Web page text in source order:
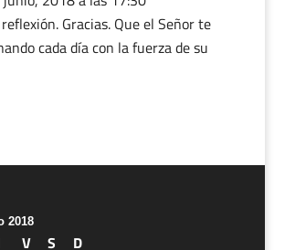
Gracias. Que el Señor te
cada día con la fuerza de su
2018
V S
D